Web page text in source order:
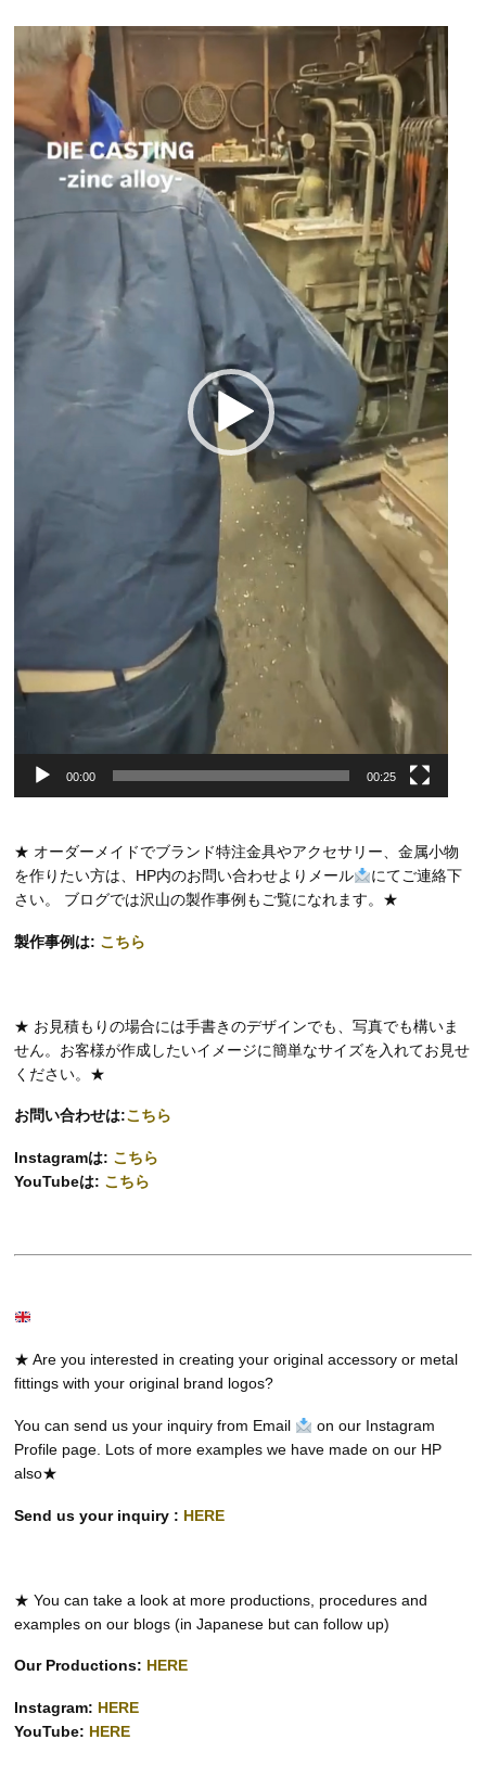
画
プ
レ
ー
ヤ
00:00 00:25
★ オーダーメイドでブランド特注金具やアクセサリー、金属小物
を作りたい方は、HP内のお問い合わせよりメール
にてご連絡下
さい。 ブログでは沢山の製作事例もご覧になれます。★
製作事例は: こちら
★ お見積もりの場合には手書きのデザインでも、写真でも構いま
せん。お客様が作成したいイメージに簡単なサイズを入れてお見せ
ください。★
お問い合わせは:こちら
Instagramは: こちら
YouTubeは: こちら
★ Are you interested in creating your original accessory or metal
fittings with your original brand logos?
You can send us your inquiry from Email
on our Instagram
Profile page. Lots of more examples we have made on our HP
also★
Send us your inquiry : HERE
★ You can take a look at more productions, procedures and
examples on our blogs (in Japanese but can follow up)
Our Productions: HERE
Instagram: HERE
YouTube: HERE